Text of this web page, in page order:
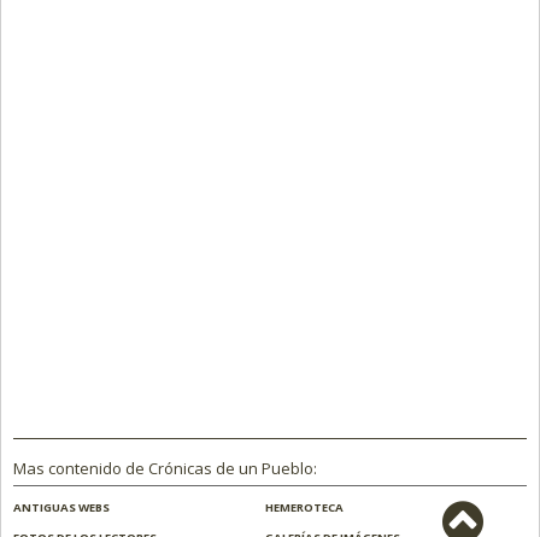
Mas contenido de Crónicas de un Pueblo:
ANTIGUAS WEBS
HEMEROTECA